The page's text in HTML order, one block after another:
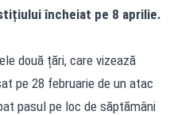
încheiat pe 8 aprilie.
două țări, care vizează
pe 28 februarie de un atac
pasul pe loc de săptămâni